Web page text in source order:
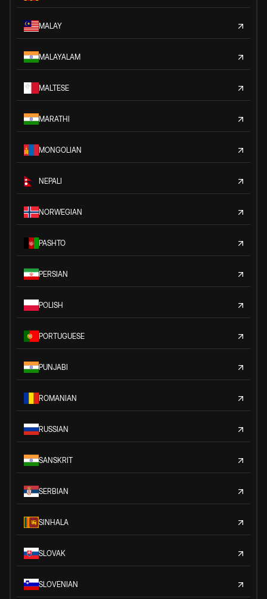
MALAY
MALAYALAM
MALTESE
MARATHI
MONGOLIAN
NEPALI
NORWEGIAN
PASHTO
PERSIAN
POLISH
PORTUGUESE
PUNJABI
ROMANIAN
RUSSIAN
SANSKRIT
SERBIAN
SINHALA
SLOVAK
SLOVENIAN